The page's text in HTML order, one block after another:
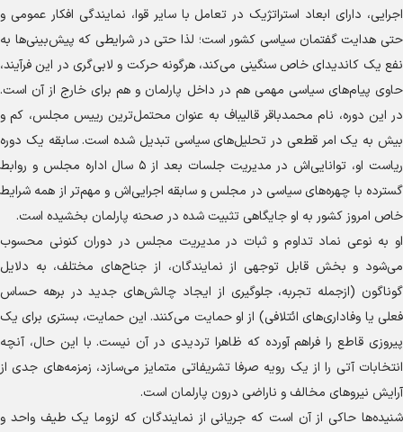
اجرایی، دارای ابعاد استراتژیک در تعامل با سایر قوا، نمایندگی افکار عمومی و
حتی هدایت گفتمان سیاسی کشور است؛ لذا حتی در شرایطی که پیش‌بینی‌ها به
نفع یک کاندیدای خاص سنگینی می‌کند، هرگونه حرکت و لابی‌گری در این فرآیند،
حاوی پیام‌های سیاسی مهمی هم در داخل پارلمان و هم برای خارج از آن است.
در این دوره، نام محمدباقر قالیباف به عنوان محتمل‌ترین رییس مجلس، کم و
بیش به یک امر قطعی در تحلیل‌های سیاسی تبدیل شده است. سابقه یک دوره
ریاست او، توانایی‌اش در مدیریت جلسات بعد از ۵ سال اداره مجلس و روابط
گسترده با چهره‌های سیاسی در مجلس و سابقه اجرایی‌اش و مهم‌تر از همه شرایط
خاص امروز کشور به او جایگاهی تثبیت شده در صحنه پارلمان بخشیده است.
او به نوعی نماد تداوم و ثبات در مدیریت مجلس در دوران کنونی محسوب
می‌شود و بخش قابل توجهی از نمایندگان، از جناح‌های مختلف، به دلایل
گوناگون (ازجمله تجربه، جلوگیری از ایجاد چالش‌های جدید در برهه حساس
فعلی یا وفاداری‌های ائتلافی) از او حمایت می‌کنند. این حمایت، بستری برای یک
پیروزی قاطع را فراهم آورده که ظاهرا تردیدی در آن نیست. با این حال، آنچه
انتخابات آتی را از یک رویه صرفا تشریفاتی متمایز می‌سازد، زمزمه‌های جدی از
آرایش نیرو‌های مخالف و ناراضی درون پارلمان است.
شنیده‌ها حاکی از آن است که جریانی از نمایندگان که لزوما یک طیف واحد و